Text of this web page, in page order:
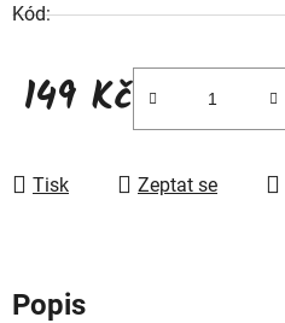
Kód:
149 Kč
Tisk Zeptat se
Popis